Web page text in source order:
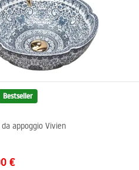
Bestseller
appoggio Vivien
€